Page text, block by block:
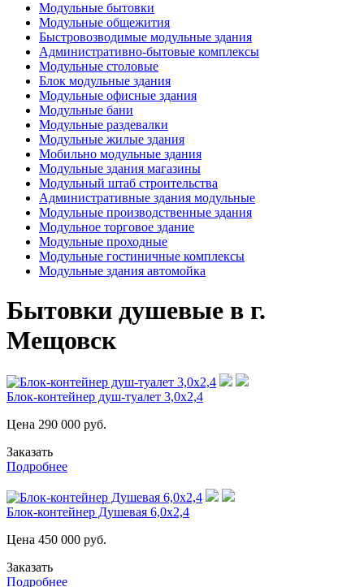
Модульные бытовки
Модульные общежития
Быстровозводимые модульные здания
Административно-бытовые комплексы
Модульные столовые
Блок модульные здания
Модульные офисные здания
Модульные бани
Модульные раздевалки
Модульные жилые здания
Мобильно модульные здания
Модульные здания магазины
Модульный штаб строительства
Административные здания модульные
Модульные производственные здания
Модульное торговое здание
Модульные проходные
Модульные гостиничные комплексы
Модульные здания автомойка
Бытовки душевые в г.
Мещовск
Блок-контейнер душ-туалет 3,0х2,4
Цена 290 000 руб.
Заказать
Подробнее
Блок-контейнер Душевая 6,0х2,4
Цена 450 000 руб.
Заказать
Подробнее